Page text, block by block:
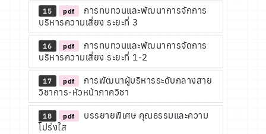
15 pdf
การทบทวนและพัฒนาการจักการ
บริหารความเสี่ยง ระยะที่ 3
16 pdf
การทบทวนและพัฒนาการจัดการ
บริหารความเสี่ยง ระยะที่ 1-2
17 pdf
การพัฒนาผู้บริหารระดับกลางสาย
วิชาการ-หัวหน้าภาควิชา
18 pdf
บรรยายพิเศษ คุณธรรมและความ
โปร่งใส